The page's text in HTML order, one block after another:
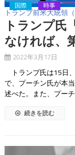
トランプ前米大統領
国際 時事
トランプ氏
なければ、
2022年3月17日
トランプ氏は15日
で、プーチン氏が本
述べた。また、プーチ
続きを読む